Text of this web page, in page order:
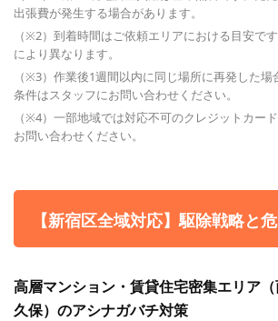
出張費が発生する場合があります。
（※2）到着時間はご依頼エリアにおける目安で
により異なります。
（※3）作業後1週間以内に同じ場所に再発した
条件はスタッフにお問い合わせください。
（※4）一部地域では対応不可のクレジットカー
お問い合わせください。
【新宿区全域対応】駆除戦略と
高層マンション・賃貸住宅密集エリア
久保）のアシナガバチ対策